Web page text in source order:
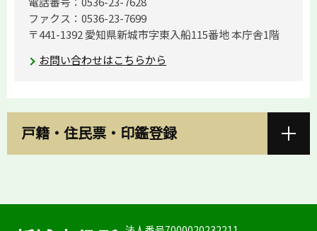
ファクス：0536-23-7699
〒441-1392 愛知県新城市字東入船115番地 本庁舎1階
お問い合わせはこちらから
戸籍・住民票・印鑑登録